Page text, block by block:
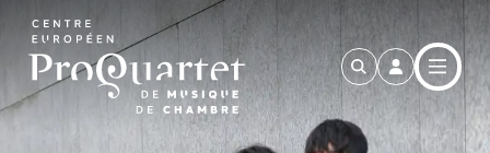
Aller au contenu principal